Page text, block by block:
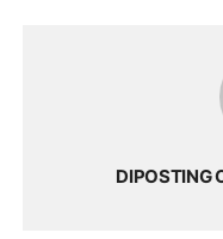
DIPOSTING